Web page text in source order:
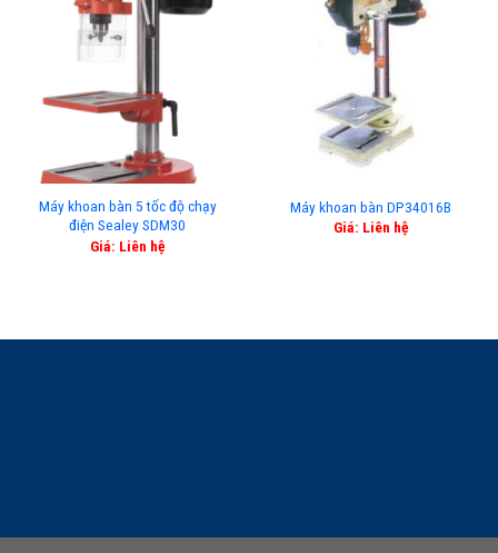
Máy khoan bàn 5 tốc độ chạy
điện Sealey SDM30
Giá: Liên hệ
Máy khoan bàn DP34016B
Giá: Liên hệ